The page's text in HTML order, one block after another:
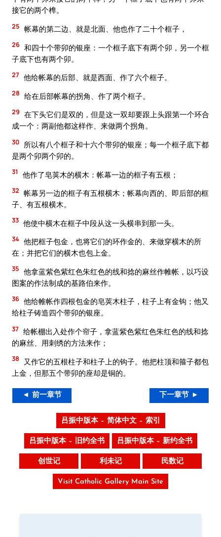
接它的两个榫。
25 帐幕的第二边、就是北面、他也作了二十个框子，
26 和四十个带卯的银座：一个框子底下有两个卯，另一个框
子底下也有两个卯。
27 他给帐幕的后部、就是西面、作了六个框子。
28 给在后部帐幕的拐角、作了两个框子。
29 在下头它们是双的，但是这一双却要跟上头跟第一个环合
成一个：两副他都这样作、来做两个拐角。
30
所以有八个框子和十六个带卯的银座；每一个框子底下都
是两个卯两个卯的。
31 他作了皂荚木的横木：帐幕一边的框子有五根；
32 帐幕另一边的框子有五根横木；帐幕向西的、即后部的框
子、有五根横木。
33 他使中横木在框子中段从这一头横串到那一头。
34 他把框子包金，也将它们的环作金的、来做穿横木的所
在；并把它们的横木也包上金。
35 他拿蓝紫色紫红色朱红色的线和捻的麻丝作帷帐，以巧设
图案的作法制成的基路伯来作。
36 他给帷帐作四根包金的皂荚木柱子，柱子上有金钩；他又
给柱子铸造四个带卯的银座。
37 给帐棚出入处作个帘子，拿蓝紫色紫红色朱红色的线和捻
的麻丝、用刺绣的方法来作；
38
又作它的五根柱子和柱子上的钩子。他把柱顶和箍子都包
上金，但那五个带卯的座却是铜的。
◄ 前一章节 下一章节 ►
吕振中版本 – 简体中文 – 索引
吕振中版本 – 旧约全书 吕振中版本 – 新约全书
创世记 利未记 民数记
Visit Catholic Gallery Main Site